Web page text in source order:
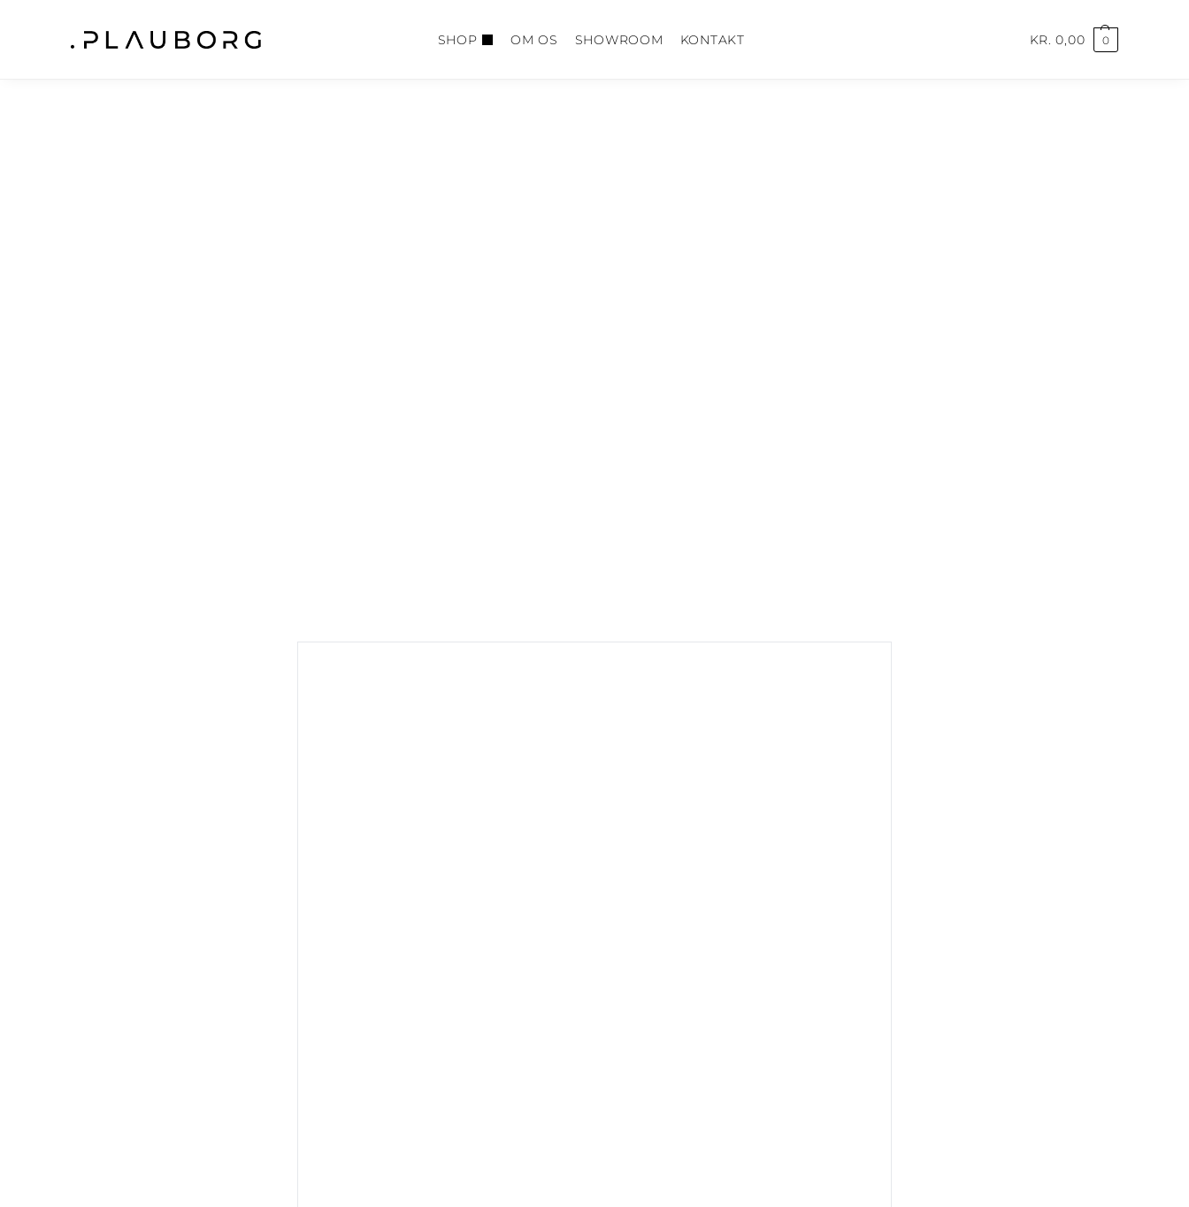
SHOP OM OS SHOWROOM KONTAKT KR. 0,00 0